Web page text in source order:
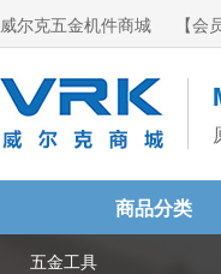
威尔克五金机件商城 【会
商品分类
五金工具